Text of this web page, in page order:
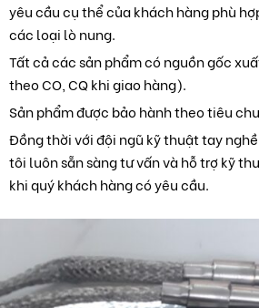
yêu cầu cụ thể của khách hàng phù
các loại lò nung.
Tất cả các sản phẩm có nguồn gốc
theo CO, CQ khi giao hàng).
Sản phẩm được bảo hành theo tiêu
Đồng thời với đội ngũ kỹ thuật tay
tôi luôn sẵn sàng tư vấn và hỗ trợ kỹ
khi quý khách hàng có yêu cầu.